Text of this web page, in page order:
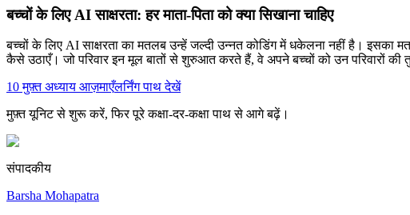
बच्चों के लिए AI साक्षरता: हर माता-पिता को क्या सिखाना चाहिए
बच्चों के लिए AI साक्षरता का मतलब उन्हें जल्दी उन्नत कोडिंग में धकेलना नहीं है। इसका
कैसे उठाएँ। जो परिवार इन मूल बातों से शुरुआत करते हैं, वे अपने बच्चों को उन परिवारों
10 मुफ़्त अध्याय आज़माएँलर्निंग पाथ देखें
मुफ़्त यूनिट से शुरू करें, फिर पूरे कक्षा-दर-कक्षा पाथ से आगे बढ़ें।
संपादकीय
Barsha Mohapatra